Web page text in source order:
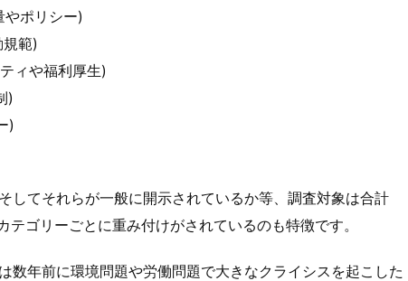
ポリシー)
範)
ィや福利厚生)
)
)
してそれらが一般に開示されているか等、調査対象は合計
ゴリーごとに重み付けがされているのも特徴です。
数年前に環境問題や労働問題で大きなクライシスを起こした